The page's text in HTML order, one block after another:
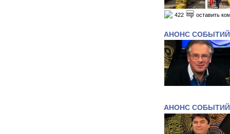
422 оставить
АНОНС СОБЫТИЙ
АНОНС СОБЫТИЙ